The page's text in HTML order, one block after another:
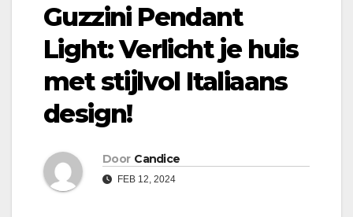
Guzzini Pendant
Light: Verlicht je huis
met stijlvol Italiaans
design!
Door Candice
FEB 12, 2024